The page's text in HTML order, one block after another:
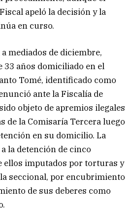
apeló la decisión y la
en curso.
mediados de diciembre,
33 años domiciliado en el
Tomé, identificado como
ante la Fiscalía de
objeto de apremios ilegales
de la Comisaría Tercera luego
en su domicilio. La
la detención de cinco
ellos imputados por torturas y
seccional, por encubrimiento
de sus deberes como